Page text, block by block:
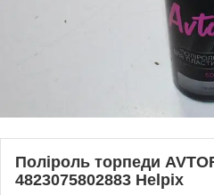
Поліроль торпеди
4823075802883 Helpix